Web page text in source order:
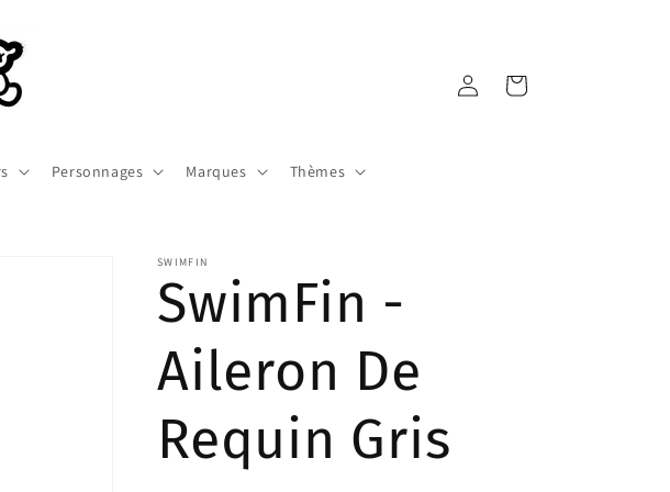
Personnages Marques Thèmes
Connexion Panier
SWIMFIN
SwimFin -
Aileron De
Requin Gris